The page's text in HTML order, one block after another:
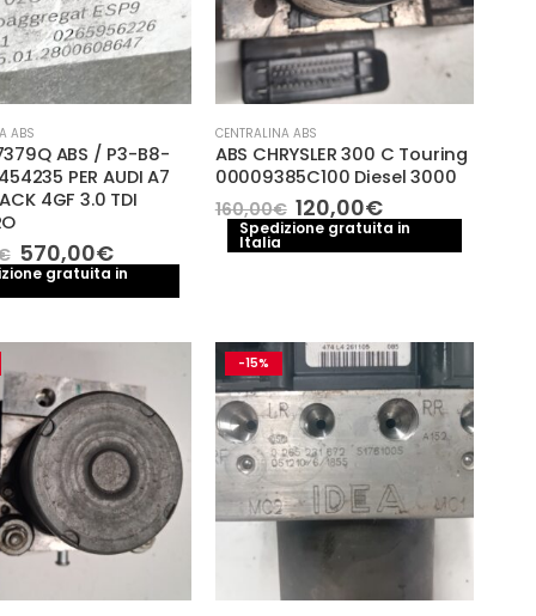
ABS
ABS / P3-B8-
PER AUDI A7
4GF 3.0 TDI
Il
prezzo
originale
680,00€.
570,00€Il
prezzo
attuale
570,00€.
gratuita in
CENTRALINA ABS
ABS CHRYSLER 300 C Touring
00009385C100 Diesel 3000
160,00€ Il
prezzo
originale
120,00€Il
prezzo
attuale
Spedizione gratuita in
Italia
-15%